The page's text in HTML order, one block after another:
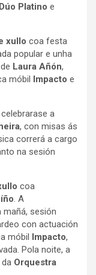
Dúo Platino e
xullo coa festa
popular e unha
Laura Añón,
móbil Impacto e
celebrarase a
, con misas ás
correrá a cargo
na sesión
coa
. A
sesión
con actuación
móbil Impacto,
Pola noite, a
Orquestra